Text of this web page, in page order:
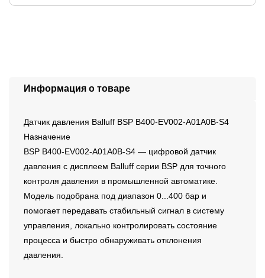
Информация о товаре
Датчик давления Balluff BSP B400-EV002-A01A0B-S4
Назначение
BSP B400-EV002-A01A0B-S4 — цифровой датчик
давления с дисплеем Balluff серии BSP для точного
контроля давления в промышленной автоматике.
Модель подобрана под диапазон 0...400 бар и
помогает передавать стабильный сигнал в систему
управления, локально контролировать состояние
процесса и быстро обнаруживать отклонения
давления.